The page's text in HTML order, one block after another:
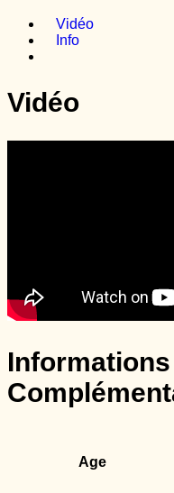
Vidéo
Info
Vidéo
Informations
Age